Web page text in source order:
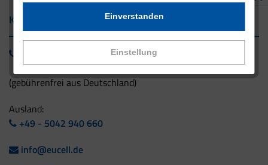
Einstellung
Einverstanden
Kontakt
(gebührenfrei aus Deutschland)
Ausland:
+49 - 5042 940 660
info@eucell.de